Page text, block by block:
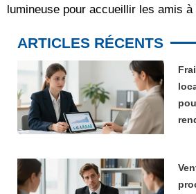
lumineuse pour accueillir les amis à
ARTICLES RÉCENTS